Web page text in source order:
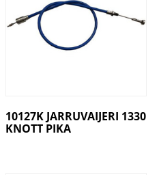
10127K JARRUVAIJERI 1330
KNOTT PIKA